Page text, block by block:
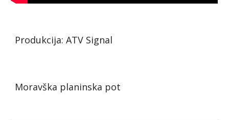
Produkcija: ATV Signal
Moravška planinska pot